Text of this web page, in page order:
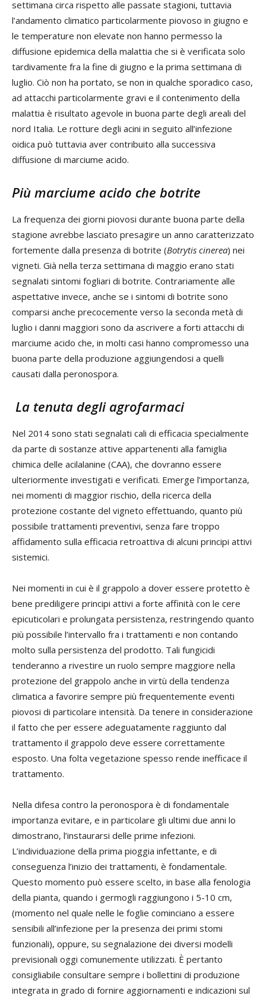
settimana circa rispetto alle passate stagioni, tuttavia
l’andamento climatico particolarmente piovoso in giugno e
le temperature non elevate non hanno permesso la
diffusione epidemica della malattia che si è verificata solo
tardivamente fra la fine di giugno e la prima settimana di
luglio. Ciò non ha portato, se non in qualche sporadico caso,
ad attacchi particolarmente gravi e il contenimento della
malattia è risultato agevole in buona parte degli areali del
nord Italia. Le rotture degli acini in seguito all’infezione
oidica può tuttavia aver contribuito alla successiva
diffusione di marciume acido.
Più marciume acido che botrite
La frequenza dei giorni piovosi durante buona parte della
stagione avrebbe lasciato presagire un anno caratterizzato
fortemente dalla presenza di botrite (Botrytis cinerea) nei
vigneti. Già nella terza settimana di maggio erano stati
segnalati sintomi fogliari di botrite. Contrariamente alle
aspettative invece, anche se i sintomi di botrite sono
comparsi anche precocemente verso la seconda metà di
luglio i danni maggiori sono da ascrivere a forti attacchi di
marciume acido che, in molti casi hanno compromesso una
buona parte della produzione aggiungendosi a quelli
causati dalla peronospora.
La tenuta degli agrofarmaci
Nel 2014 sono stati segnalati cali di efficacia specialmente
da parte di sostanze attive appartenenti alla famiglia
chimica delle acilalanine (CAA), che dovranno essere
ulteriormente investigati e verificati. Emerge l’importanza,
nei momenti di maggior rischio, della ricerca della
protezione costante del vigneto effettuando, quanto più
possibile trattamenti preventivi, senza fare troppo
affidamento sulla efficacia retroattiva di alcuni principi attivi
sistemici.
Nei momenti in cui è il grappolo a dover essere protetto è
bene prediligere principi attivi a forte affinità con le cere
epicuticolari e prolungata persistenza, restringendo quanto
più possibile l’intervallo fra i trattamenti e non contando
molto sulla persistenza del prodotto. Tali fungicidi
tenderanno a rivestire un ruolo sempre maggiore nella
protezione del grappolo anche in virtù della tendenza
climatica a favorire sempre più frequentemente eventi
piovosi di particolare intensità. Da tenere in considerazione
il fatto che per essere adeguatamente raggiunto dal
trattamento il grappolo deve essere correttamente
esposto. Una folta vegetazione spesso rende inefficace il
trattamento.
Nella difesa contro la peronospora è di fondamentale
importanza evitare, e in particolare gli ultimi due anni lo
dimostrano, l’instaurarsi delle prime infezioni.
L’individuazione della prima pioggia infettante, e di
conseguenza l’inizio dei trattamenti, è fondamentale.
Questo momento può essere scelto, in base alla fenologia
della pianta, quando i germogli raggiungono i 5-10 cm,
(momento nel quale nelle le foglie cominciano a essere
sensibili all’infezione per la presenza dei primi stomi
funzionali), oppure, su segnalazione dei diversi modelli
previsionali oggi comunemente utilizzati. È pertanto
consigliabile consultare sempre i bollettini di produzione
integrata in grado di fornire aggiornamenti e indicazioni sul